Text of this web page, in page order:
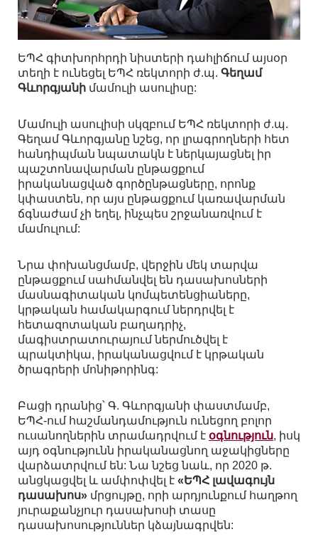
ԵՊՀ գիտխորհրդի նիստերի դահլիճում այսօր
տեղի է ունեցել ԵՊՀ ռեկտորի ժ.պ. Գեղամ
Գևորգյանի մամուլի ասուլիսը:
Մամուլի ասուլիսի սկզբում ԵՊՀ ռեկտորի ժ.պ.
Գեղամ Գևորգյանը նշեց, որ լրագրողների հետ
հանդիպման նպատակն է ներկայացնել իր
պաշտոնավարման ընթացքում
իրականացված գործընթացները, որոնք
կփաստեն, որ այս ընթացքում կառավարման
ճգնաժամ չի եղել, ինչպես շրջանառվում է
մամուլում:
Նրա փոխանցմամբ, վերջին մեկ տարվա
ընթացքում սահմանվել են դասախոսների
մասնագիտական կոմպետենցիաները,
կրթական համակարգում ներդրվել է
հետազոտական բաղադրիչ,
մագիստրատուրայում ներմուծվել է
պրակտիկա, իրականացվում է կրթական
ծրագրերի մոնիթորինգ:
Բացի դրանից՝ Գ. Գևորգյանի փաստմամբ,
ԵՊՀ-ում հաշմանդամություն ունեցող բոլոր
ուսանողներին տրամադրվում է օգնություն, իսկ
այդ օգնությունն իրականացնող աջակիցները
վարձատրվում են: Նա նշեց նաև, որ 2020 թ.
անցկացվել և ամփոփվել է «ԵՊՀ լավագույն
դասախոս» մրցույթը, որի արդյունքում հաղթող
յուրաքանչյուր դասախոսի տասը
դասախոսություններ կձայնագրվեն: